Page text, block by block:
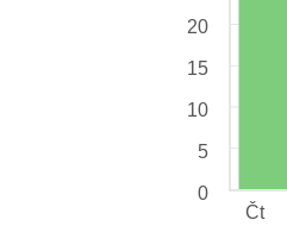
20
15
10
5
0
Čt